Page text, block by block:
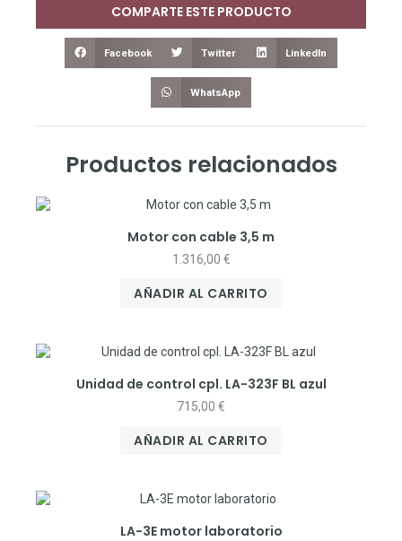
COMPARTE ESTE PRODUCTO
Facebook Twitter LinkedIn
WhatsApp
Productos relacionados
Motor con cable 3,5 m
1.316,00 €
AÑADIR AL CARRITO
Unidad de control cpl. LA-323F BL azul
715,00 €
AÑADIR AL CARRITO
LA-3E motor laboratorio